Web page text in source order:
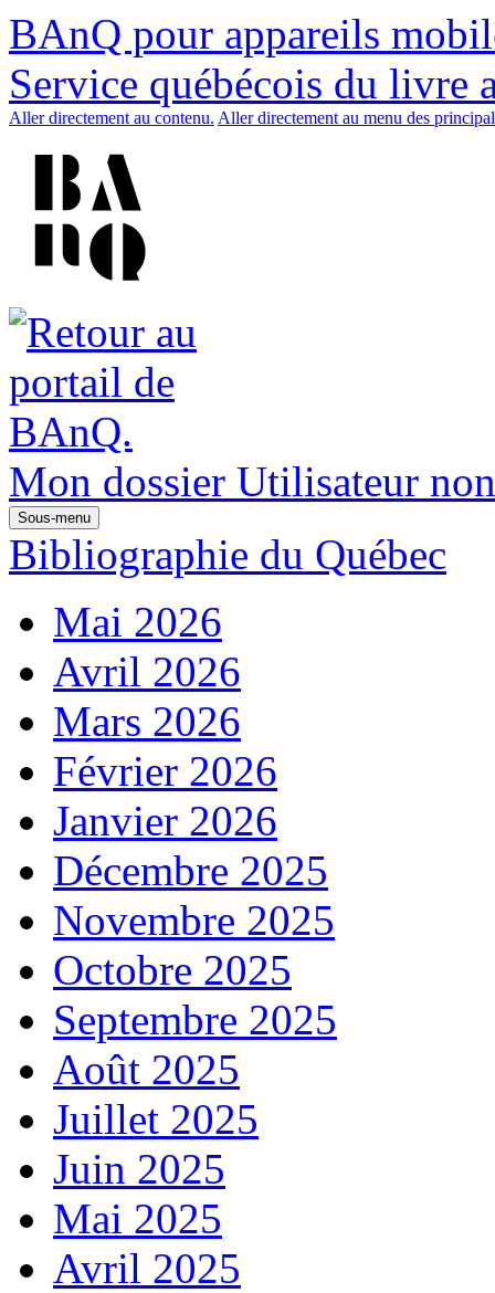
BAnQ pour appareils
Service québécois du livre
Aller directement au contenu. Aller directement au menu des
Mon dossier Utilisateur
Sous-menu
Bibliographie du Québec
Mai 2026
Avril 2026
Mars 2026
Février 2026
Janvier 2026
Décembre 2025
Novembre 2025
Octobre 2025
Septembre 2025
Août 2025
Juillet 2025
Juin 2025
Mai 2025
Avril 2025